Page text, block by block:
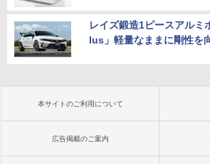
レイズ鍛造1ピースアルミ
lus」軽量なままに剛性を
本サイトのご利用について
広告掲載のご案内